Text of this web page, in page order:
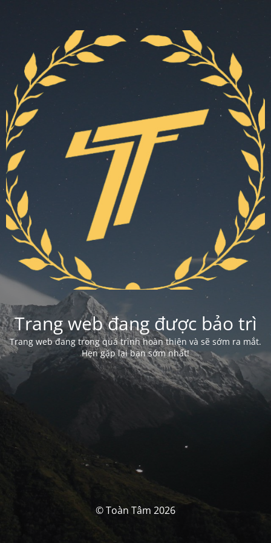
Trang web đang được bảo trì
Trang web đang trong quá trình hoàn thiện và sẽ sớm ra mắt.
Hẹn gặp lại bạn sớm nhất!
© Toàn Tâm 2026